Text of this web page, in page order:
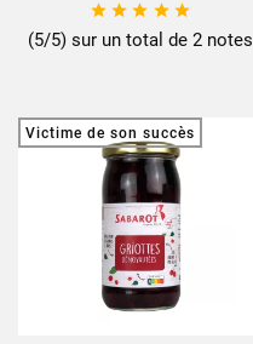
    
(5/5) sur un total de 2 notes
Victime de son succès